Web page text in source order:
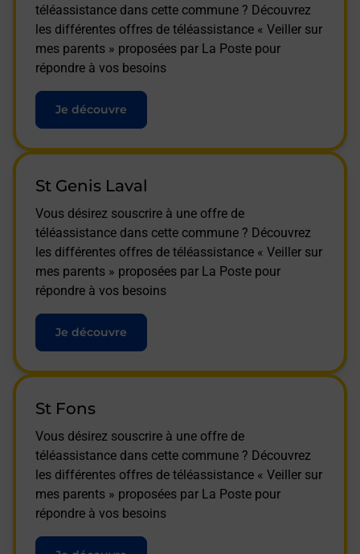
téléassistance dans cette commune ? Découvrez
les différentes offres de téléassistance « Veiller sur
mes parents » proposées par La Poste pour
répondre à vos besoins
Je découvre
St Genis Laval
Vous désirez souscrire à une offre de
téléassistance dans cette commune ? Découvrez
les différentes offres de téléassistance « Veiller sur
mes parents » proposées par La Poste pour
répondre à vos besoins
Je découvre
St Fons
Vous désirez souscrire à une offre de
téléassistance dans cette commune ? Découvrez
les différentes offres de téléassistance « Veiller sur
mes parents » proposées par La Poste pour
répondre à vos besoins